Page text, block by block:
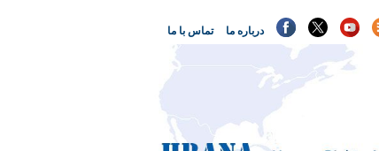
تماس با ما درباره ما